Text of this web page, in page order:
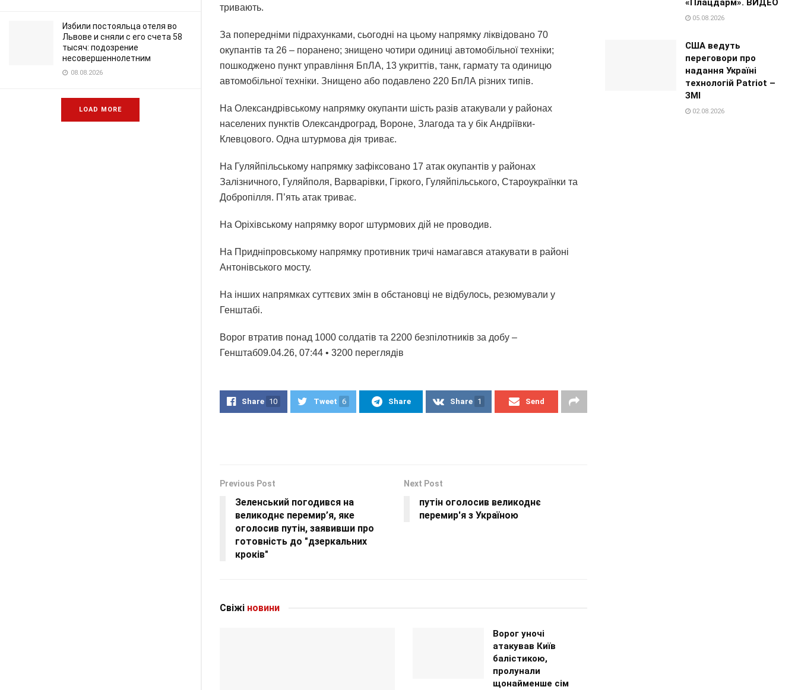
Избили постояльца отеля во
Львове и сняли с его счета 58
тысяч: подозрение
несовершеннолетним
08.08.2026
LOAD MORE
тривають.
За попередніми підрахунками, сьогодні на цьому напрямку ліквідовано 70
окупантів та 26 – поранено; знищено чотири одиниці автомобільної техніки;
пошкоджено пункт управління БпЛА, 13 укриттів, танк, гармату та одиницю
автомобільної техніки. Знищено або подавлено 220 БпЛА різних типів.
На Олександрівському напрямку окупанти шість разів атакували у районах
населених пунктів Олександроград, Вороне, Злагода та у бік Андріївки-
Клевцового. Одна штурмова дія триває.
На Гуляйпільському напрямку зафіксовано 17 атак окупантів у районах
Залізничного, Гуляйполя, Варварівки, Гіркого, Гуляйпільського, Староукраїнки та
Добропілля. П’ять атак триває.
На Оріхівському напрямку ворог штурмових дій не проводив.
На Придніпровському напрямку противник тричі намагався атакувати в районі
Антонівського мосту.
На інших напрямках суттєвих змін в обстановці не відбулось, резюмували у
Генштабі.
Ворог втратив понад 1000 солдатів та 2200 безпілотників за добу –
Генштаб09.04.26, 07:44 • 3200 переглядiв
Share 10 Tweet 6 Share Share 1 Send
Previous Post
Зеленський погодився на
великоднє перемир’я, яке
оголосив путін, заявивши про
готовність до "дзеркальних
кроків"
Next Post
путін оголосив великоднє
перемир'я з Україною
Свіжі новини
Ворог уночі
атакував Київ
балістикою,
пролунали
щонайменше сім
«Плацдарм». ВИДЕО
05.08.2026
США ведуть
переговори про
надання Україні
технологій Patriot –
ЗМІ
02.08.2026